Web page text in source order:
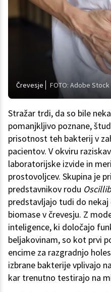
Črevesje FOTO: Adobe Stock
Stražar trdi, da so bile
pomanjkljivo poznane,
prisotnost teh bakterij v
pacientov. V okviru
laboratorijske izvide in
prostovoljcev. Skupina je
predstavnikov rodu
predstavljajo tudi do
biomase v črevesju. Z
inteligence, ki določajo
beljakovinam, so kot prvi
encime za razgradnjo
izbrane bakterije vplivajo
kar trenutno testirajo na